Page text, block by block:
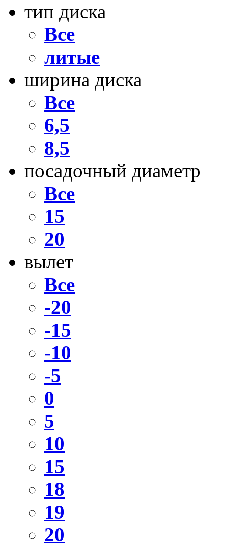
тип диска
Все
литые
ширина диска
Все
6,5
8,5
посадочный диаметр
Все
15
20
вылет
Все
-20
-15
-10
-5
0
5
10
15
18
19
20